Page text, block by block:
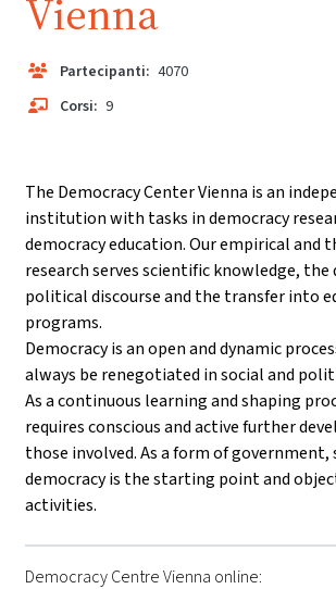
Vienna
Partecipanti: 4070
Corsi: 9
The Democracy Center Vienna is an
institution with tasks in democracy
democracy education. Our empirical and
research serves scientific knowledge,
political discourse and the transfer into
programs.
Democracy is an open and dynamic
always be renegotiated in social and
As a continuous learning and shaping
requires conscious and active further
those involved. As a form of government,
democracy is the starting point and
activities.
Democracy Centre Vienna online: